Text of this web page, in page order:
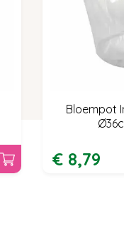
Bloempot
€ 8,79